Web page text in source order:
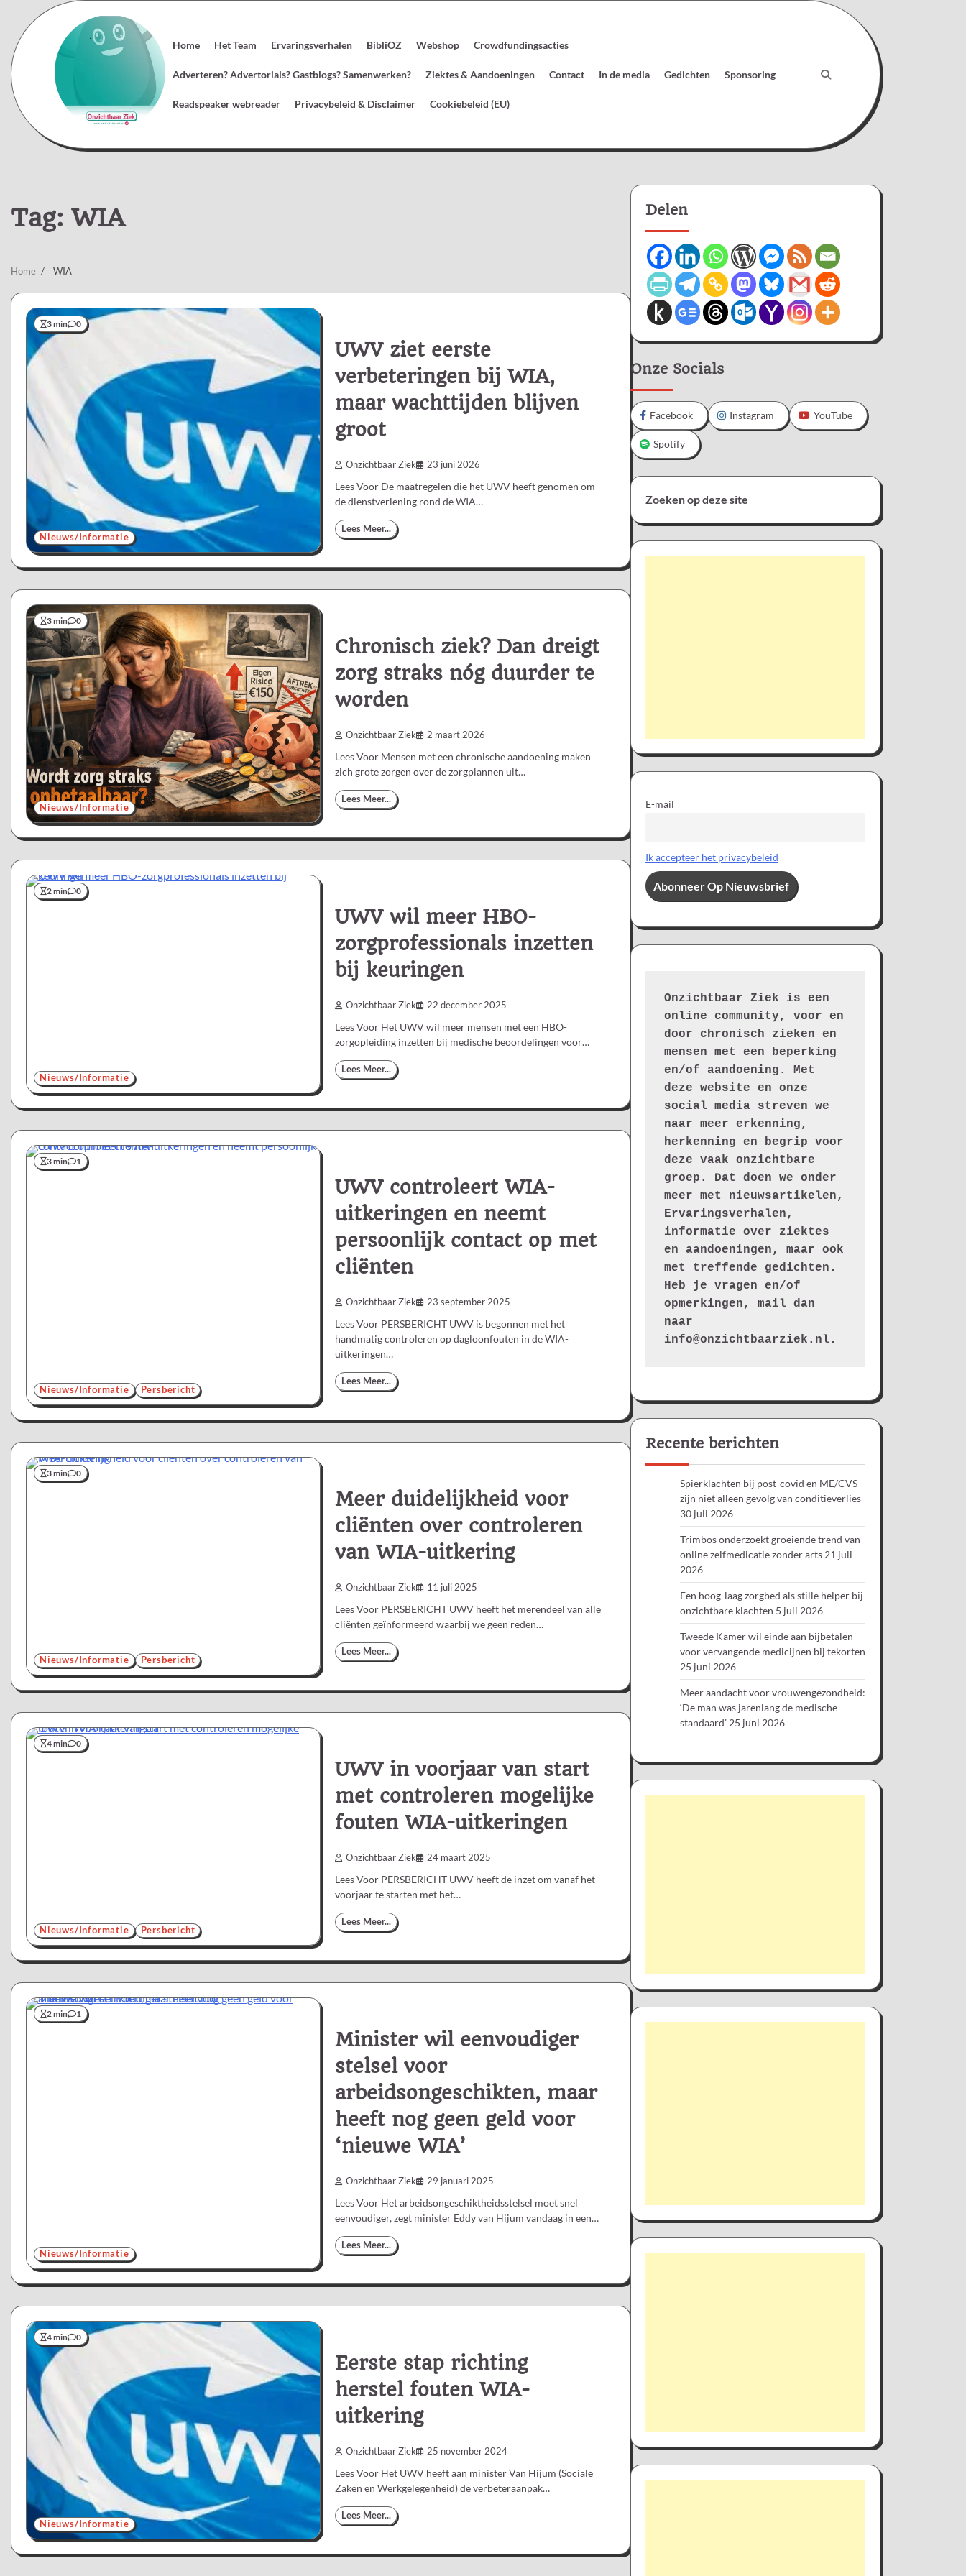
content
Home Het Team Ervaringsverhalen BibliOZ Webshop Crowdfundingsacties
Adverteren? Advertorials? Gastblogs? Samenwerken? Ziektes & Aandoeningen Contact In de media Gedichten Sponsoring
Readspeaker webreader Privacybeleid & Disclaimer Cookiebeleid (EU)
Tag: WIA
Home WIA
3 min 0
Nieuws/Informatie
UWV ziet eerste
verbeteringen bij WIA,
maar wachttijden blijven
groot
Onzichtbaar Ziek 23 juni 2026
Lees Voor De maatregelen die het UWV heeft genomen om
de dienstverlening rond de WIA…
Lees Meer...
3 min 0
Nieuws/Informatie
Chronisch ziek? Dan dreigt
zorg straks nóg duurder te
worden
Onzichtbaar Ziek 2 maart 2026
Lees Voor Mensen met een chronische aandoening maken
zich grote zorgen over de zorgplannen uit…
Lees Meer...
2 min 0
Nieuws/Informatie
UWV wil meer HBO-
zorgprofessionals inzetten
bij keuringen
Onzichtbaar Ziek 22 december 2025
Lees Voor Het UWV wil meer mensen met een HBO-
zorgopleiding inzetten bij medische beoordelingen voor…
Lees Meer...
3 min 1
Nieuws/Informatie Persbericht
UWV controleert WIA-
uitkeringen en neemt
persoonlijk contact op met
cliënten
Onzichtbaar Ziek 23 september 2025
Lees Voor PERSBERICHT UWV is begonnen met het
handmatig controleren op dagloonfouten in de WIA-
uitkeringen…
Lees Meer...
3 min 0
Nieuws/Informatie Persbericht
Meer duidelijkheid voor
cliënten over controleren
van WIA-uitkering
Onzichtbaar Ziek 11 juli 2025
Lees Voor PERSBERICHT UWV heeft het merendeel van alle
cliënten geïnformeerd waarbij we geen reden…
Lees Meer...
4 min 0
Nieuws/Informatie Persbericht
UWV in voorjaar van start
met controleren mogelijke
fouten WIA-uitkeringen
Onzichtbaar Ziek 24 maart 2025
Lees Voor PERSBERICHT UWV heeft de inzet om vanaf het
voorjaar te starten met het…
Lees Meer...
2 min 1
Nieuws/Informatie
Minister wil eenvoudiger
stelsel voor
arbeidsongeschikten, maar
heeft nog geen geld voor
‘nieuwe WIA’
Onzichtbaar Ziek 29 januari 2025
Lees Voor Het arbeidsongeschiktheidsstelsel moet snel
eenvoudiger, zegt minister Eddy van Hijum vandaag in een…
Lees Meer...
4 min 0
Nieuws/Informatie
Eerste stap richting
herstel fouten WIA-
uitkering
Onzichtbaar Ziek 25 november 2024
Lees Voor Het UWV heeft aan minister Van Hijum (Sociale
Zaken en Werkgelegenheid) de verbeteraanpak…
Lees Meer...
Delen
Onze Socials
Facebook Instagram YouTube
Spotify
Zoeken op deze site
E-mail
Ik accepteer het privacybeleid
Onzichtbaar Ziek is een
online community, voor en
door chronisch zieken en
mensen met een beperking
en/of aandoening. Met
deze website en onze
social media streven we
naar meer erkenning,
herkenning en begrip voor
deze vaak onzichtbare
groep. Dat doen we onder
meer met nieuwsartikelen,
Ervaringsverhalen,
informatie over ziektes
en aandoeningen, maar ook
met treffende gedichten.
Heb je vragen en/of
opmerkingen, mail dan
naar
info@onzichtbaarziek.nl.
Recente berichten
Spierklachten bij post-covid en ME/CVS
zijn niet alleen gevolg van conditieverlies
30 juli 2026
Trimbos onderzoekt groeiende trend van
online zelfmedicatie zonder arts 21 juli
2026
Een hoog-laag zorgbed als stille helper bij
onzichtbare klachten 5 juli 2026
Tweede Kamer wil einde aan bijbetalen
voor vervangende medicijnen bij tekorten
25 juni 2026
Meer aandacht voor vrouwengezondheid:
‘De man was jarenlang de medische
standaard’ 25 juni 2026